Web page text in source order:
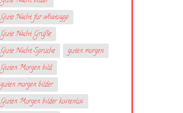
Gute Nacht für whatsapp
Gute Nacht Grüße
Gute Nacht Sprüche
guten morgen
Guten Morgen bild
guten morgen bilder
Guten Morgen bilder kostenlos